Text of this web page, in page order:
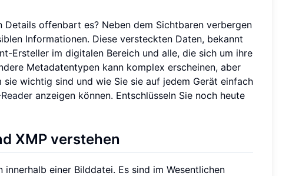
offenbart es? Neben dem Sichtbaren verbergen
Informationen. Diese versteckten Daten, bekannt
Ersteller im digitalen Bereich und alle, die sich um ihre
Metadatentypen kann komplex erscheinen, aber
wichtig sind und wie Sie sie auf jedem Gerät einfach
anzeigen können. Entschlüsseln Sie noch heute
XMP verstehen
einer Bilddatei. Es sind im Wesentlichen